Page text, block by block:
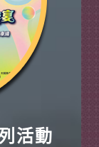
活動